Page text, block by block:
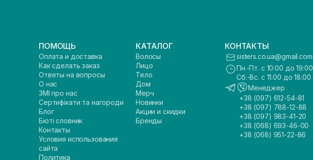
ПОМОЩЬ
Оплата и доставка
Как сделать заказ
Ответы на вопросы
О нас
ЗМІ про нас
Сертифікати та нагороди
Блог
Бюті словник
Контакты
Условия использования
сайта
Политика
КАТАЛОГ
Волосы
Лицо
Тело
Дом
Мерч
Новинки
Акции и скидки
Бренды
КОНТАКТЫ
sisters.co.ua@gmail.com
Пн.-Пт. с 10:00 до 19:00
Сб.-Вс. с 11:00 до 18:00
Менеджер
+38 (097) 612-54-81
+38 (097) 788-12-88
+38 (097) 983-41-20
+38 (068) 693-46-00
+38 (068) 951-22-86